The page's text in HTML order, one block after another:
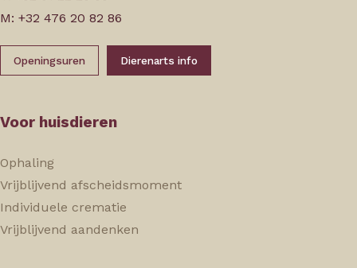
M: +32 476 20 82 86
Openingsuren Dierenarts info
Voor huisdieren
Ophaling
Vrijblijvend afscheidsmoment
Individuele crematie
Vrijblijvend aandenken